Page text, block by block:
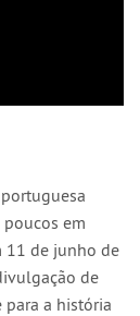
em
11 de junho de
de
para a história